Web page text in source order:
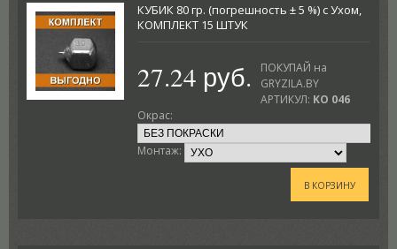
КУБИК 80 гр. (погрешность ± 5 %) с Ухом,
КОМПЛЕКТ 15 ШТУК
27.24 руб.
ПОКУПАЙ на
GRYZILA.BY
АРТИКУЛ: KO 046
Окрас:
Монтаж:
В КОРЗИНУ